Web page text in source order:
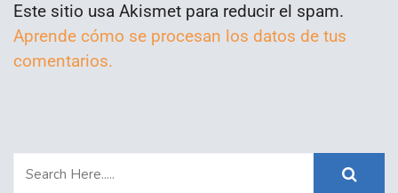
Este sitio usa Akismet para reducir el spam.
Aprende cómo se procesan los datos de tus
comentarios.